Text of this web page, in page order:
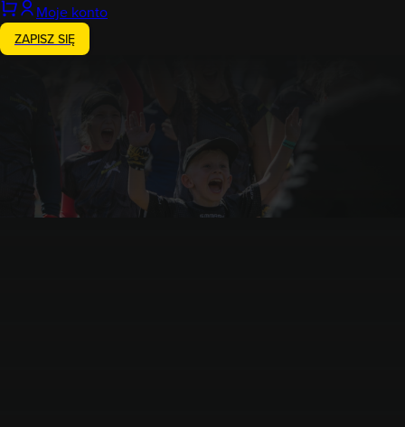
Moje konto
ZAPISZ SIĘ
Runmageddon Lite Bieruń
Bieruń